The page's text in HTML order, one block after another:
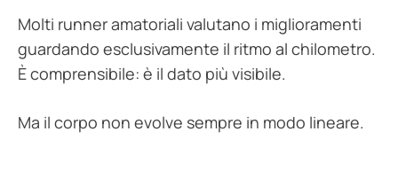
Molti runner amatoriali valutano i miglioramenti
guardando esclusivamente il ritmo al chilometro.
È comprensibile: è il dato più visibile.
Ma il corpo non evolve sempre in modo lineare.